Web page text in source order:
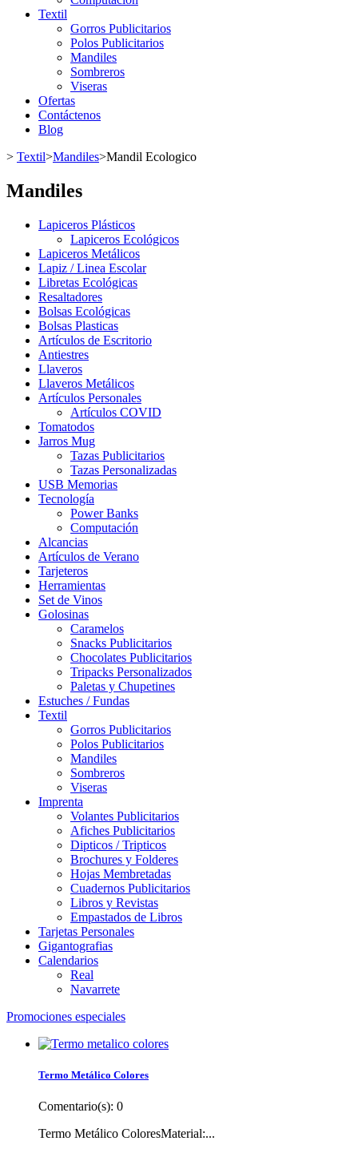
Textil
Gorros Publicitarios
Polos Publicitarios
Mandiles
Sombreros
Viseras
Ofertas
Contáctenos
Blog
> Textil>Mandiles>Mandil Ecologico
Mandiles
Lapiceros Plásticos
Lapiceros Ecológicos
Lapiceros Metálicos
Lapiz / Linea Escolar
Libretas Ecológicas
Resaltadores
Bolsas Ecológicas
Bolsas Plasticas
Artículos de Escritorio
Antiestres
Llaveros
Llaveros Metálicos
Artículos Personales
Artículos COVID
Tomatodos
Jarros Mug
Tazas Publicitarios
Tazas Personalizadas
USB Memorias
Tecnología
Power Banks
Computación
Alcancias
Artículos de Verano
Tarjeteros
Herramientas
Set de Vinos
Golosinas
Caramelos
Snacks Publicitarios
Chocolates Publicitarios
Tripacks Personalizados
Paletas y Chupetines
Estuches / Fundas
Textil
Gorros Publicitarios
Polos Publicitarios
Mandiles
Sombreros
Viseras
Imprenta
Volantes Publicitarios
Afiches Publicitarios
Dipticos / Tripticos
Brochures y Folderes
Hojas Membretadas
Cuadernos Publicitarios
Libros y Revistas
Empastados de Libros
Tarjetas Personales
Gigantografias
Calendarios
Real
Navarrete
Promociones especiales
Termo Metálico Colores
Comentario(s): 0
Termo Metálico ColoresMaterial:...